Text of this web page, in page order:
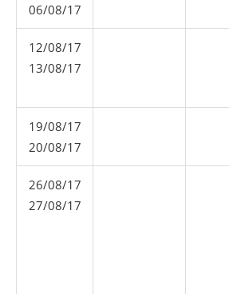
06/08/17
12/08/17
13/08/17
19/08/17
20/08/17
26/08/17
27/08/17